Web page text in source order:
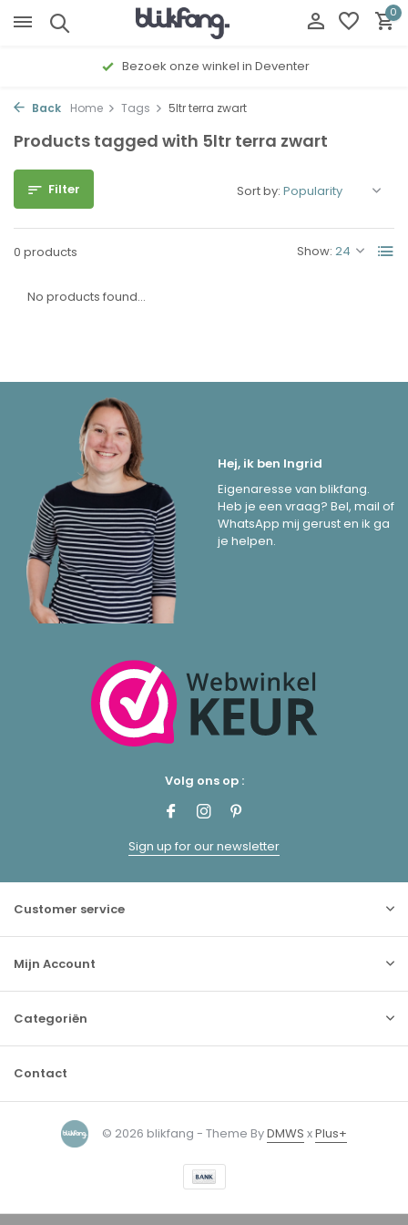
0
Bezoek onze winkel in Deventer
Back Home Tags 5ltr terra zwart
Products tagged with 5ltr terra zwart
Filter
0 products Show:
Sort by:
No products found...
Hej, ik ben Ingrid
Eigenaresse van blikfang.
Heb je een vraag? Bel, mail of
WhatsApp mij gerust en ik ga
je helpen.
Volg ons op :
Sign up for our newsletter
Customer service
Mijn Account
Categoriën
Contact
© 2026 blikfang - Theme ByDMWS xPlus+